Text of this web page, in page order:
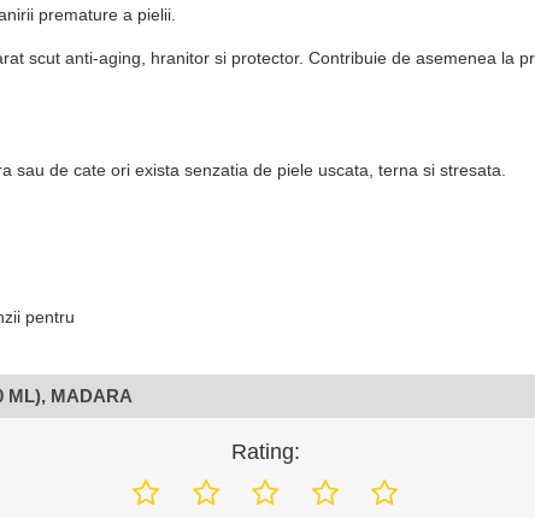
premature a pielii.
scut anti-aging, hranitor si protector. Contribuie de asemenea la
de cate ori exista senzatia de piele uscata, terna si stresata.
pentru
ML), MADARA
Rating: